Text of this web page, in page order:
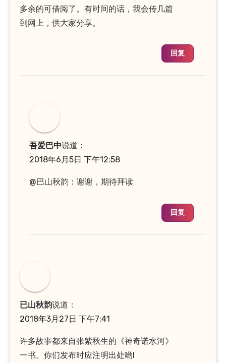
多余的可借阅了。有时间的话，我会传几篇
到网上，供大家分享。
回复
吾爱巴中说道：
2018年6月5日 下午12:58
@巴山秋韵：谢谢，期待拜读
回复
已山秋韵说道：
2018年3月27日 下午7:41
许多故事都来自张紫秋生的《神奇诺水河》
一书。你们发布时应注明出处哟l